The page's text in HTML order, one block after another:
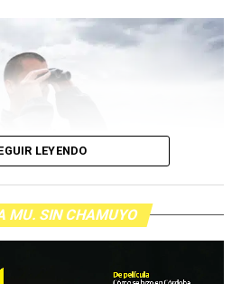
LEYENDO
MU. SIN CHAMUYO